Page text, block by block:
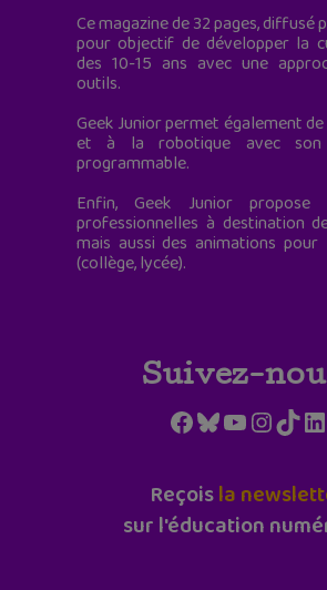
Ce magazine de 32 pages, diffusé
pour objectif de développer la
des 10-15 ans avec une
outils.
Geek Junior permet également
et à la robotique avec son
programmable.
Enfin, Geek Junior propose
professionnelles à destination
mais aussi des animations
(collège, lycée).
Suivez-
Facebook
Bluesky
YouTube
TikTok
Reçoisla
sur l'éducation